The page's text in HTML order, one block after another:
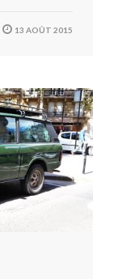
13 AOÛT 2015